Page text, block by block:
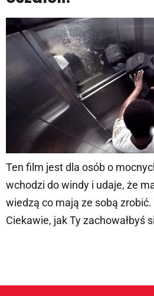
Ten film jest dla osób o
wchodzi do windy i udaje, że
wiedzą co mają ze sobą
Ciekawie, jak Ty zachowałbyś